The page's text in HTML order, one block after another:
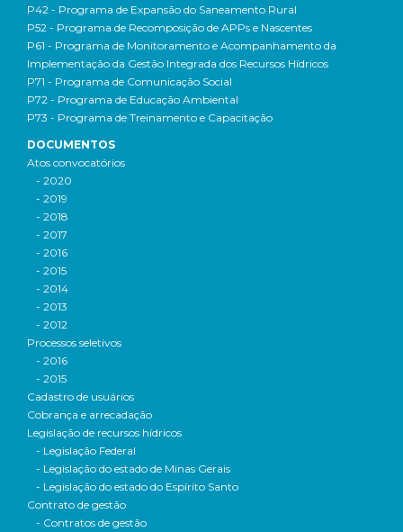
P42 - Programa de Expansão do Saneamento Rural
P52 - Programa de Recomposição de APPs e Nascentes
P61 - Programa de Monitoramento e Acompanhamento da
Implementação da Gestão Integrada dos Recursos Hídricos
P71 - Programa de Comunicação Social
P72 - Programa de Educação Ambiental
P73 - Programa de Treinamento e Capacitação
DOCUMENTOS
Atos convocatórios
- 2020
- 2019
- 2018
- 2017
- 2016
- 2015
- 2014
- 2013
- 2012
Processos seletivos
- 2016
- 2015
Cadastro de usuários
Cobrança e arrecadação
Legislação de recursos hídricos
- Legislação Federal
- Legislação do estado de Minas Gerais
- Legislação do estado do Espírito Santo
Contrato de gestão
- Contratos de gestão